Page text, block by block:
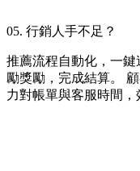
05. 行銷人手不足？
推薦流程自動化，一
勵獎勵，完成結算。
力對帳單與客服時間，